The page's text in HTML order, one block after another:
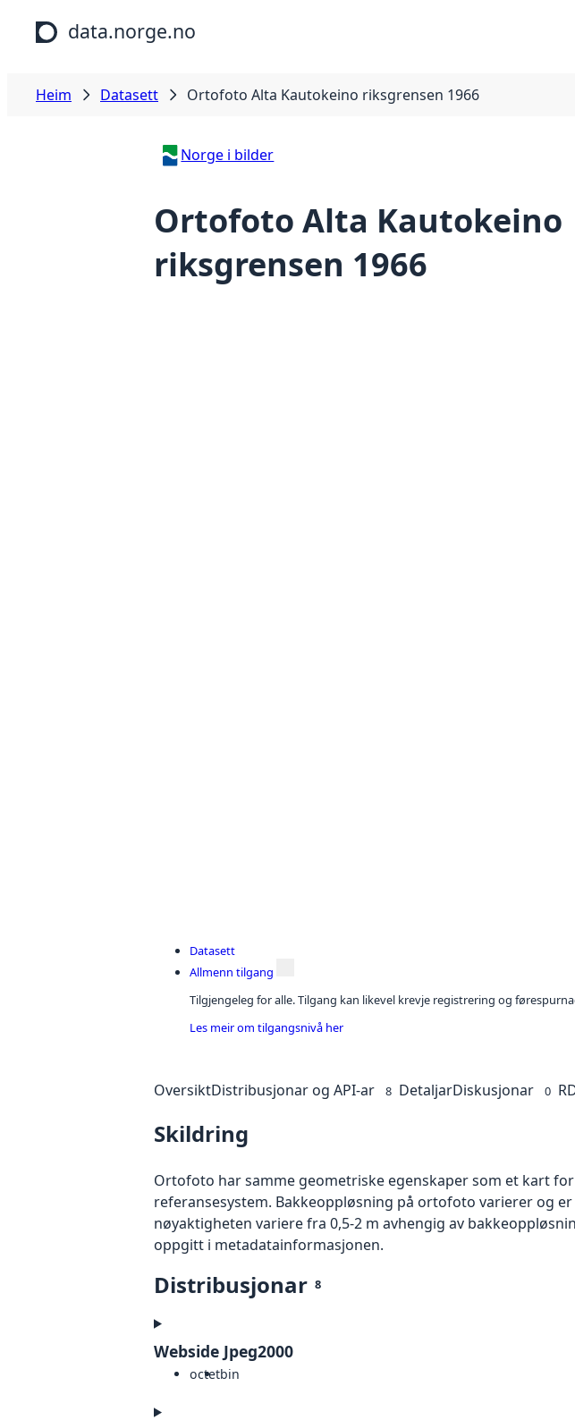
Hopp til hovudinnhald
data.norge.no
Heim Datasett Ortofoto Alta Kautokeino riksgrensen 1966
Norge i bilder
Ortofoto Alta Kautokeino
riksgrensen 1966
Datasett
Allmenn tilgang
Tilgjengeleg for alle. Tilgang kan likevel krevje registrering og
Les meir om tilgangsnivå her
OversiktDistribusjonar og API-ar 8 DetaljarDiskusjonar 0
Skildring
Ortofoto har samme geometriske egenskaper som et kart
referansesystem. Bakkeoppløsning på ortofoto varierer og
nøyaktigheten variere fra 0,5-2 m avhengig av
oppgitt i metadatainformasjonen.
Distribusjonar 8
Webside Jpeg2000
octetbin